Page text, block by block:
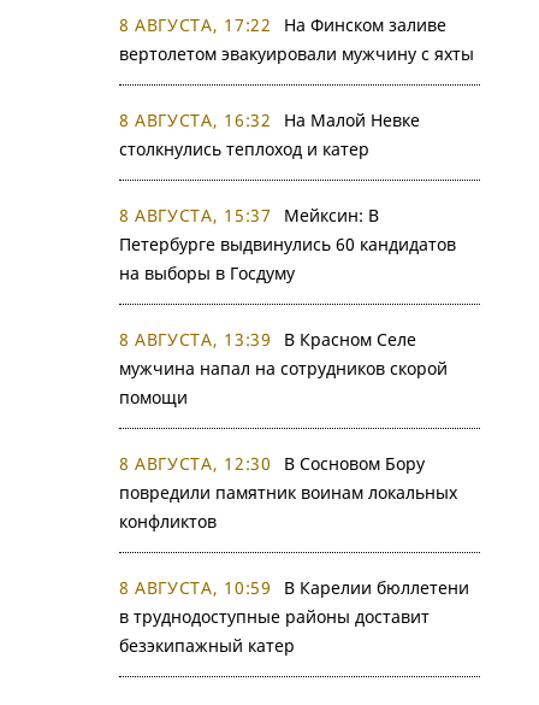
8 АВГУСТА, 17:22
На Финском заливе
вертолетом эвакуировали мужчину с яхты
8 АВГУСТА, 16:32
На Малой Невке
столкнулись теплоход и катер
8 АВГУСТА, 15:37
Мейксин: В
Петербурге выдвинулись 60 кандидатов
на выборы в Госдуму
8 АВГУСТА, 13:39
В Красном Селе
мужчина напал на сотрудников скорой
помощи
8 АВГУСТА, 12:30
В Сосновом Бору
повредили памятник воинам локальных
конфликтов
8 АВГУСТА, 10:59
В Карелии бюллетени
в труднодоступные районы доставит
безэкипажный катер